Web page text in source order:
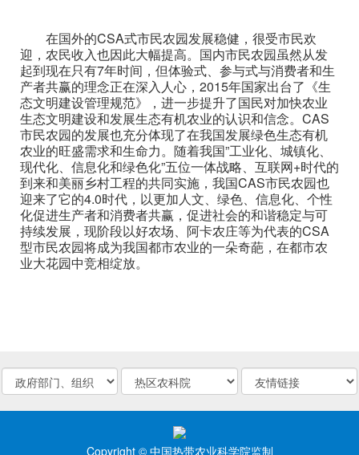
在国外的CSA式市民农园发展稳健，很受市民欢
迎，农民收入也因此大幅提高。国内市民农园虽然从发
起到现在只有7年时间，但体验式、参与式与消费者和生
产者共赢的理念正在深入人心，2015年国家出台了《生
态文明建设管理规范》，进一步提升了国民对加快农业
生态文明建设和发展生态有机农业的认识和信念。CAS
市民农园的发展也充分体现了在我国发展绿色生态有机
农业的旺盛需求和生命力。随着我国”工业化、城镇化、
现代化、信息化和绿色化”五位一体战略、互联网+时代的
到来和美丽乡村工程的共同实施，我国CAS市民农园也
迎来了它的4.0时代，以更加人文、绿色、信息化、个性
化促进生产者和消费者共赢，促进社会的和谐稳定与可
持续发展，现阶段以好农场、阿卡农庄等为代表的CSA
型市民农园将成为我国都市农业的一朵奇葩，在都市农
业大花园中竞相绽放。
Copyright © 中国热带农业科学院监制